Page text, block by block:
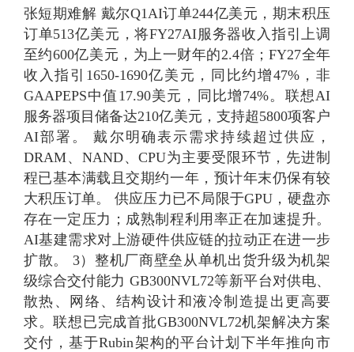
张短期难解 戴尔Q1AI订单244亿美元，期末积压
订单513亿美元，将FY27AI服务器收入指引上调
至约600亿美元，为上一财年的2.4倍；FY27全年
收入指引1650-1690亿美元，同比约增47%，非
GAAPEPS中值17.90美元，同比增74%。联想AI
服务器项目储备达210亿美元，支持超5800项客户
AI部署。 戴尔明确表示需求持续超过供应，
DRAM、NAND、CPU为主要受限环节，先进制
程已基本满载且交期约一年，预计年末仍保有较
大积压订单。 供应压力已不局限于GPU，硬盘亦
存在一定压力；成熟制程利用率正在加速提升。
AI基建需求对上游硬件供应链的拉动正在进一步
扩散。 3）整机厂商壁垒从单机出货升级为机架
级综合交付能力 GB300NVL72等新平台对供电、
散热、网络、结构设计和液冷制造提出更高要
求。联想已完成首批GB300NVL72机架解决方案
交付，基于Rubin架构的平台计划下半年推向市